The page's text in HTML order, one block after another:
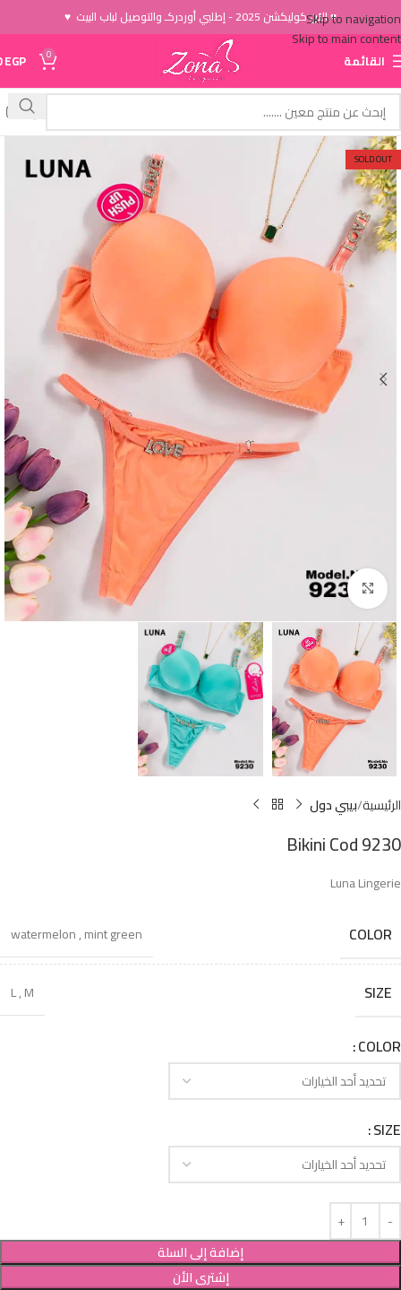
Skip to navigation
Skip to main content
♥ الاَن كوليكشن 2025 - إطلبي أوردركـ والتوصيل لباب البيت ♥
القائمة 0
EGP
SOLD OUT
Click to enlarge
الرئيسية بيبي دول
Bikini Cod 9230
Luna Lingerie
COLOR
watermelon,mint green
SIZE
L,M
COLOR
SIZE
إضافة إلى السلة
إشترى الأن